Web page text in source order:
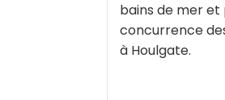
bains de mer et
concurrence
à Houlgate.